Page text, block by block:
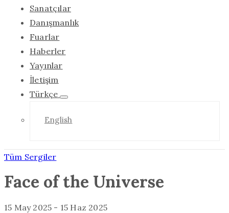
Sanatçılar
Danışmanlık
Fuarlar
Haberler
Yayınlar
İletişim
Türkçe
English
Tüm Sergiler
Face of the Universe
15 May 2025 - 15 Haz 2025